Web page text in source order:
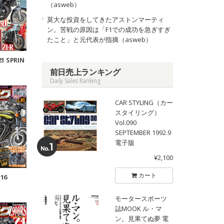
SPRIN
（asweb）
莫大な投資をしてきたアストンマーティ
ン。苦戦の原因は「F1での成功を急ぎすぎ
たこと」と元代表が指摘（asweb）
前日売上ランキング
Daily Sales Ranking
CAR STYLING（カー
スタイリング）
Vol.090
SEPTEMBER 1992.9
電子版
¥2,100
カート
モータースポーツ
誌MOOK ル・マ
ン。見果てぬ夢 電